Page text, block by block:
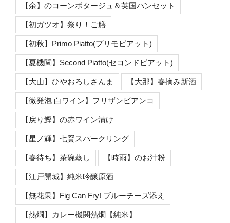
【余】のコーンポタージュ＆英国パンセット
【初ガツオ】祭り！ご膳
【初秋】Primo Piatto(プリモピアット)
【夏機関】Second Piatto(セコンドピアット)
【大山】ひやおろしさんま 【大那】春摘み新酒
【微発泡 白ワイン】フリザンビアンコ
【戻り鰹】の赤ワイン漬け
【星ノ輝】七賢スパークリング
【春待ち】茶碗蒸し 【時雨】のお汁粉
【江戸開城】純米吟醸原酒
【無花果】Fig Can Fry! ブルーチーズ添え
【熱燗】カレー機関熱燗【純米】